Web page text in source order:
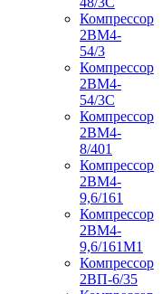
Компрессор
2ВМ4-
54/3
Компрессор
2ВМ4-
54/3С
Компрессор
2ВМ4-
8/401
Компрессор
2ВМ4-
9,6/161
Компрессор
2ВМ4-
9,6/161М1
Компрессор
2ВП-6/35